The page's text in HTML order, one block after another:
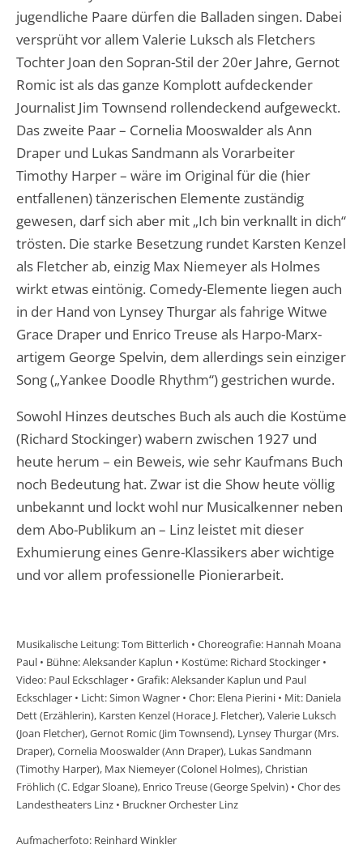
jugendliche Paare dürfen die Balladen singen. Dabei
versprüht vor allem Valerie Luksch als Fletchers
Tochter Joan den Sopran-Stil der 20er Jahre, Gernot
Romic ist als das ganze Komplott aufdeckender
Journalist Jim Townsend rollendeckend aufgeweckt.
Das zweite Paar – Cornelia Mooswalder als Ann
Draper und Lukas Sandmann als Vorarbeiter
Timothy Harper – wäre im Original für die (hier
entfallenen) tänzerischen Elemente zuständig
gewesen, darf sich aber mit „Ich bin verknallt in dich“
trösten. Die starke Besetzung rundet Karsten Kenzel
als Fletcher ab, einzig Max Niemeyer als Holmes
wirkt etwas eintönig. Comedy-Elemente liegen auch
in der Hand von Lynsey Thurgar als fahrige Witwe
Grace Draper und Enrico Treuse als Harpo-Marx-
artigem George Spelvin, dem allerdings sein einziger
Song („Yankee Doodle Rhythm“) gestrichen wurde.
Sowohl Hinzes deutsches Buch als auch die Kostüme
(Richard Stockinger) wabern zwischen 1927 und
heute herum – ein Beweis, wie sehr Kaufmans Buch
noch Bedeutung hat. Zwar ist die Show heute völlig
unbekannt und lockt wohl nur Musicalkenner neben
dem Abo-Publikum an – Linz leistet mit dieser
Exhumierung eines Genre-Klassikers aber wichtige
und vor allem professionelle Pionierarbeit.
Musikalische Leitung: Tom Bitterlich • Choreografie: Hannah Moana
Paul • Bühne: Aleksander Kaplun • Kostüme: Richard Stockinger •
Video: Paul Eckschlager • Grafik: Aleksander Kaplun und Paul
Eckschlager • Licht: Simon Wagner • Chor: Elena Pierini • Mit: Daniela
Dett (Erzählerin), Karsten Kenzel (Horace J. Fletcher), Valerie Luksch
(Joan Fletcher), Gernot Romic (Jim Townsend), Lynsey Thurgar (Mrs.
Draper), Cornelia Mooswalder (Ann Draper), Lukas Sandmann
(Timothy Harper), Max Niemeyer (Colonel Holmes), Christian
Fröhlich (C. Edgar Sloane), Enrico Treuse (George Spelvin) • Chor des
Landestheaters Linz • Bruckner Orchester Linz
Aufmacherfoto: Reinhard Winkler